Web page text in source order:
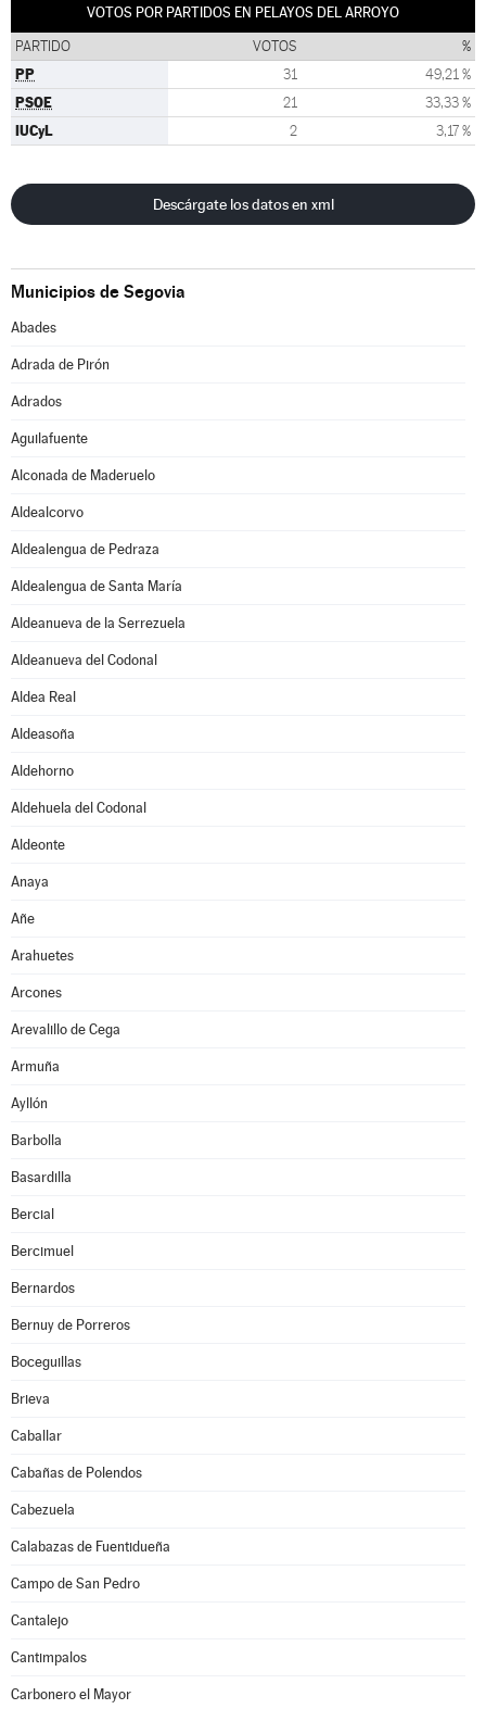
VOTOS POR PARTIDOS EN PELAYOS DEL ARROYO
PARTIDO VOTOS %
PP 31 49,21 %
PSOE 21 33,33 %
IUCyL 2 3,17 %
Descárgate los datos en xml
Municipios de Segovia
Abades
Adrada de Pirón
Adrados
Aguilafuente
Alconada de Maderuelo
Aldealcorvo
Aldealengua de Pedraza
Aldealengua de Santa María
Aldeanueva de la Serrezuela
Aldeanueva del Codonal
Aldea Real
Aldeasoña
Aldehorno
Aldehuela del Codonal
Aldeonte
Anaya
Añe
Arahuetes
Arcones
Arevalillo de Cega
Armuña
Ayllón
Barbolla
Basardilla
Bercial
Bercimuel
Bernardos
Bernuy de Porreros
Boceguillas
Brieva
Caballar
Cabañas de Polendos
Cabezuela
Calabazas de Fuentidueña
Campo de San Pedro
Cantalejo
Cantimpalos
Carbonero el Mayor